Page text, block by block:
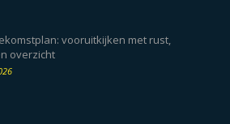
vooruitkijken met rust,
overzicht